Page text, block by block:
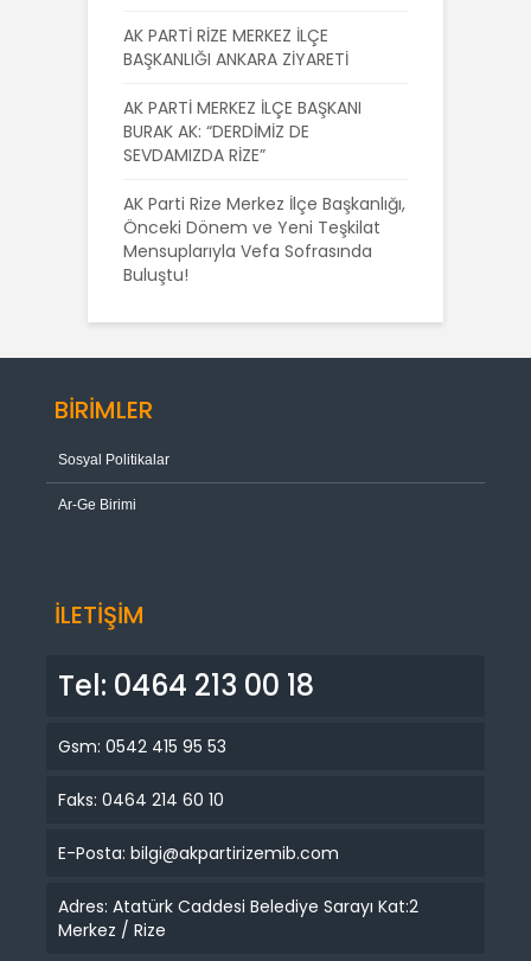
AK PARTİ RİZE MERKEZ İLÇE
BAŞKANLIĞI ANKARA ZİYARETİ
AK PARTİ MERKEZ İLÇE BAŞKANI
BURAK AK: “DERDİMİZ DE
SEVDAMIZDA RİZE”
AK Parti Rize Merkez İlçe Başkanlığı,
Önceki Dönem ve Yeni Teşkilat
Mensuplarıyla Vefa Sofrasında
Buluştu!
BİRİMLER
Sosyal Politikalar
Ar-Ge Birimi
İLETİŞİM
Tel: 0464 213 00 18
Gsm: 0542 415 95 53
Faks: 0464 214 60 10
E-Posta: bilgi@akpartirizemib.com
Adres: Atatürk Caddesi Belediye Sarayı Kat:2
Merkez / Rize